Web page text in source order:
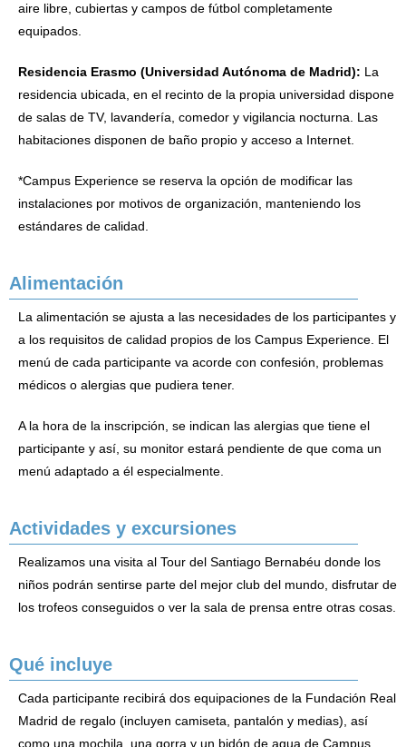
aire libre, cubiertas y campos de fútbol completamente
equipados.
Residencia Erasmo (Universidad Autónoma de Madrid): La
residencia ubicada, en el recinto de la propia universidad dispone
de salas de TV, lavandería, comedor y vigilancia nocturna. Las
habitaciones disponen de baño propio y acceso a Internet.
*Campus Experience se reserva la opción de modificar las
instalaciones por motivos de organización, manteniendo los
estándares de calidad.
Alimentación
La alimentación se ajusta a las necesidades de los participantes y
a los requisitos de calidad propios de los Campus Experience. El
menú de cada participante va acorde con confesión, problemas
médicos o alergias que pudiera tener.
A la hora de la inscripción, se indican las alergias que tiene el
participante y así, su monitor estará pendiente de que coma un
menú adaptado a él especialmente.
Actividades y excursiones
Realizamos una visita al Tour del Santiago Bernabéu donde los
niños podrán sentirse parte del mejor club del mundo, disfrutar de
los trofeos conseguidos o ver la sala de prensa entre otras cosas.
Qué incluye
Cada participante recibirá dos equipaciones de la Fundación Real
Madrid de regalo (incluyen camiseta, pantalón y medias), así
como una mochila, una gorra y un bidón de agua de Campus